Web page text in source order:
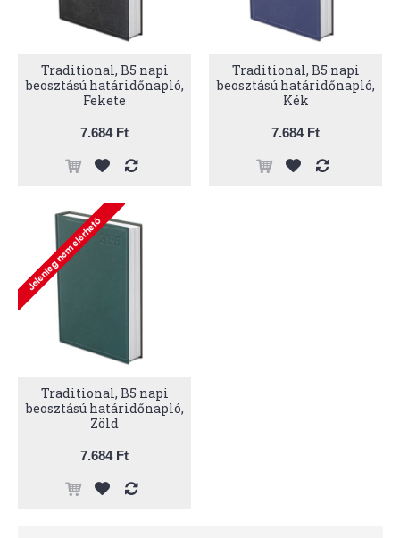
Traditional, B5 napi
beosztású határidőnapló,
Fekete
7.684 Ft
Traditional, B5 napi
beosztású határidőnapló,
Kék
7.684 Ft
Traditional, B5 napi
beosztású határidőnapló,
Zöld
7.684 Ft